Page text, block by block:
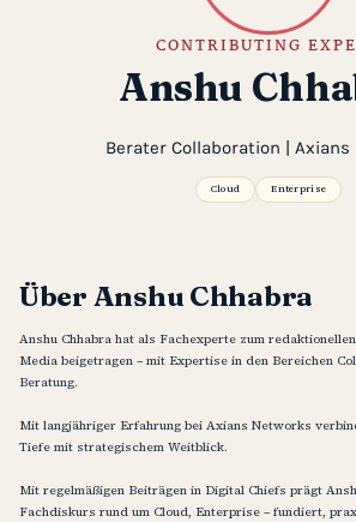
CONTRIBUTING
Anshu
Berater Collaboration | Axians
Cloud Enterprise
Über Anshu Chhabra
Anshu Chhabra hat als Fachexperte zum
Media beigetragen – mit Expertise in den Bereichen
Beratung.
Mit langjähriger Erfahrung bei Axians Networks
Tiefe mit strategischem Weitblick.
Mit regelmäßigen Beiträgen in Digital Chiefs prägt
Fachdiskurs rund um Cloud, Enterprise – fundiert,